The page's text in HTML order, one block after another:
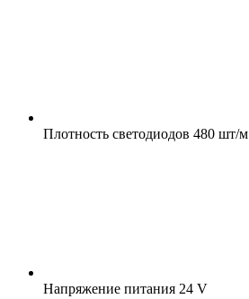
Плотность светодиодов 480 шт/м
Напряжение питания 24 V